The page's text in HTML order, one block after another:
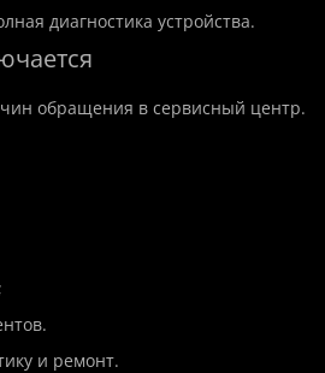
диагностика устройства.
обращения в сервисный центр.
и ремонт.